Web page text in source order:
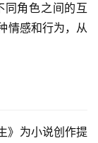
同角色之间的互
情感和行为，从
》为小说创作提